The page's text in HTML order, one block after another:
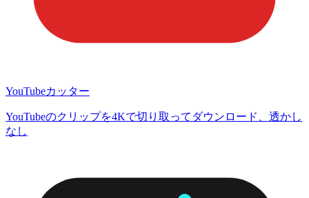
YouTubeカッター
YouTubeのクリップを4Kで切り取ってダウンロード、透かし
なし